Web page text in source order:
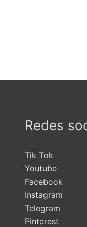
Redes
Tik Tok
Youtube
Facebook
Instagram
Telegram
Pinterest